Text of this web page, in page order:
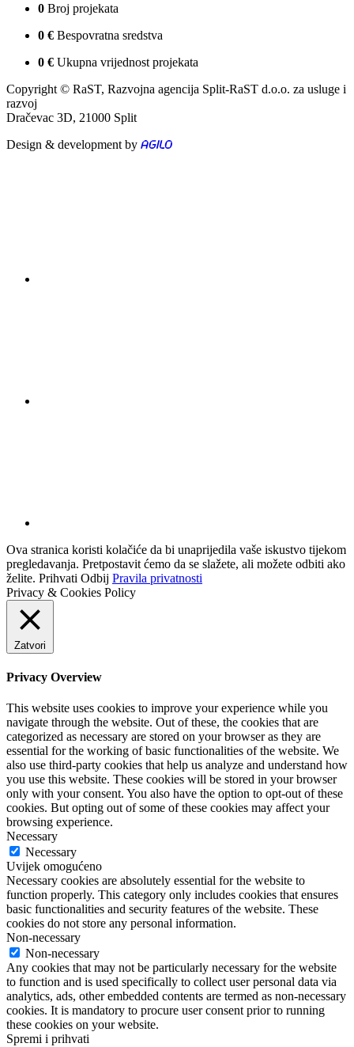
0 Broj projekata
0 € Bespovratna sredstva
0 € Ukupna vrijednost projekata
Copyright © RaST, Razvojna agencija Split-RaST d.o.o. za usluge i
razvoj
Dračevac 3D, 21000 Split
Design & development by
Ova stranica koristi kolačiće da bi unaprijedila vaše iskustvo tijekom
pregledavanja. Pretpostavit ćemo da se slažete, ali možete odbiti ako
želite. Prihvati Odbij Pravila privatnosti
Privacy & Cookies Policy
Zatvori
Privacy Overview
This website uses cookies to improve your experience while you
navigate through the website. Out of these, the cookies that are
categorized as necessary are stored on your browser as they are
essential for the working of basic functionalities of the website. We
also use third-party cookies that help us analyze and understand how
you use this website. These cookies will be stored in your browser
only with your consent. You also have the option to opt-out of these
cookies. But opting out of some of these cookies may affect your
browsing experience.
Necessary
Necessary
Uvijek omogućeno
Necessary cookies are absolutely essential for the website to
function properly. This category only includes cookies that ensures
basic functionalities and security features of the website. These
cookies do not store any personal information.
Non-necessary
Non-necessary
Any cookies that may not be particularly necessary for the website
to function and is used specifically to collect user personal data via
analytics, ads, other embedded contents are termed as non-necessary
cookies. It is mandatory to procure user consent prior to running
these cookies on your website.
Spremi i prihvati